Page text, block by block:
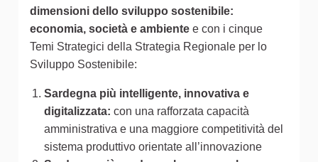
dimensioni dello sviluppo sostenibile:
economia, società e ambiente e con i cinque
Temi Strategici della Strategia Regionale per lo
Sviluppo Sostenibile:
Sardegna più intelligente, innovativa e
digitalizzata: con una rafforzata capacità
amministrativa e una maggiore competitività del
sistema produttivo orientate all’innovazione